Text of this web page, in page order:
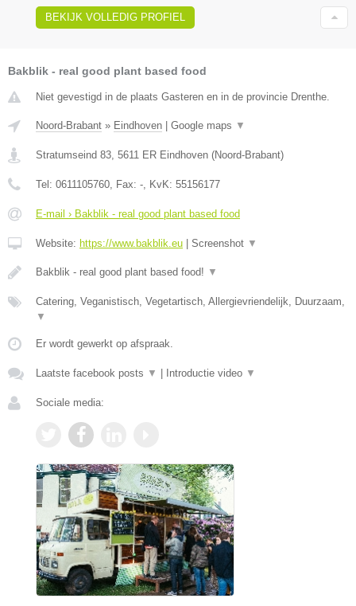
BEKIJK VOLLEDIG PROFIEL
Bakblik - real good plant based food
Niet gevestigd in de plaats Gasteren en in de provincie Drenthe.
Noord-Brabant » Eindhoven Google maps ▼
Stratumseind 83 5611 ER Eindhoven (Noord-Brabant)
Tel: 0611105760 , Fax: - , KvK: 55156177
E-mail › Bakblik - real good plant based food
Website: https://www.bakblik.eu Screenshot ▼
Bakblik - real good plant based food! ▼
Catering, Veganistisch, Vegetartisch, Allergievriendelijk, Duurzaam,
▼
Er wordt gewerkt op afspraak.
Laatste facebook posts ▼ Introductie video ▼
Sociale media: